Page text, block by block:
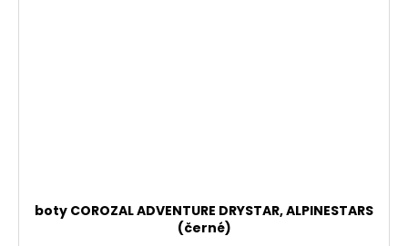
boty COROZAL ADVENTURE DRYSTAR, ALPINESTARS
(černé)